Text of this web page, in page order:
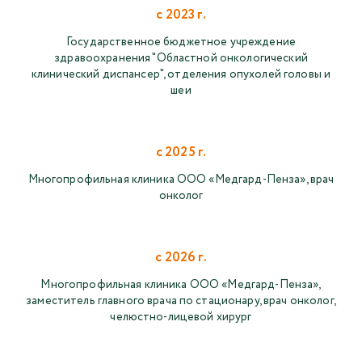
с 2023 г.
Государственное бюджетное учреждение
здравоохранения "Областной онкологический
клинический диспансер", отделения опухолей головы и
шеи
с 2025 г.
Многопрофильная клиника ООО «Медгард-Пенза», врач
онколог
с 2026 г.
Многопрофильная клиника ООО «Медгард-Пенза»,
заместитель главного врача по стационару, врач онколог,
челюстно-лицевой хирург